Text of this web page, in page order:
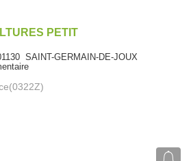
PETIT
SAINT-GERMAIN-DE-JOUX